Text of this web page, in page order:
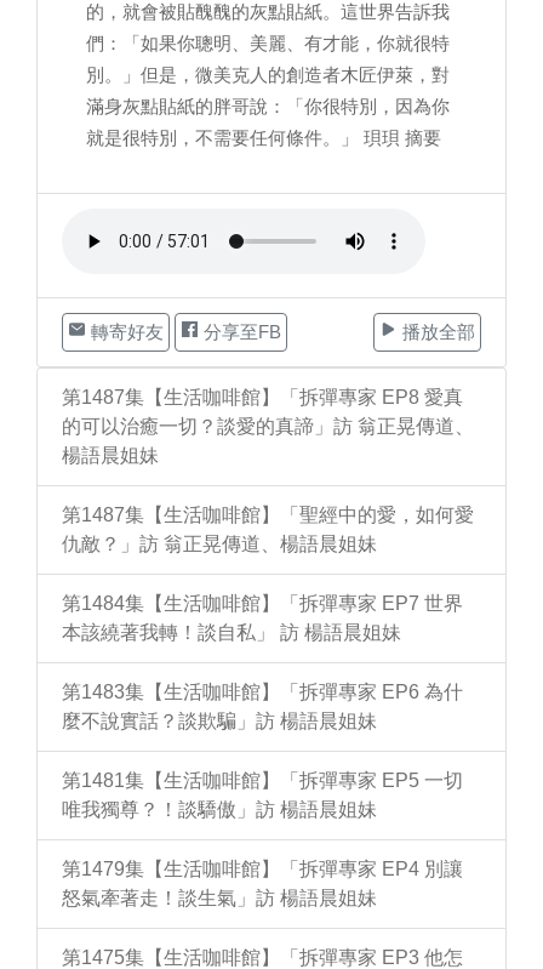
的，就會被貼醜醜的灰點貼紙。這世界告訴我
們：「如果你聰明、美麗、有才能，你就很特
別。」但是，微美克人的創造者木匠伊萊，對
滿身灰點貼紙的胖哥說：「你很特別，因為你
就是很特別，不需要任何條件。」 珼珼 摘要
轉寄好友 分享至FB 播放全部
第1487集【生活咖啡館】「拆彈專家 EP8 愛真
的可以治癒一切？談愛的真諦」訪 翁正晃傳道、
楊語晨姐妹
第1487集【生活咖啡館】「聖經中的愛，如何愛
仇敵？」訪 翁正晃傳道、楊語晨姐妹
第1484集【生活咖啡館】「拆彈專家 EP7 世界
本該繞著我轉！談自私」 訪 楊語晨姐妹
第1483集【生活咖啡館】「拆彈專家 EP6 為什
麼不說實話？談欺騙」訪 楊語晨姐妹
第1481集【生活咖啡館】「拆彈專家 EP5 一切
唯我獨尊？！談驕傲」訪 楊語晨姐妹
第1479集【生活咖啡館】「拆彈專家 EP4 別讓
怒氣牽著走！談生氣」訪 楊語晨姐妹
第1475集【生活咖啡館】「拆彈專家 EP3 他怎